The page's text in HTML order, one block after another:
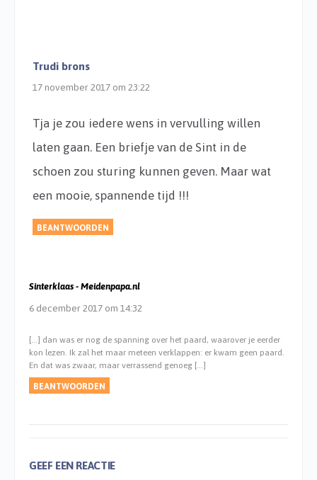
Trudi brons
17 november 2017 om 23:22
Tja je zou iedere wens in vervulling willen
laten gaan. Een briefje van de Sint in de
schoen zou sturing kunnen geven. Maar wat
een mooie, spannende tijd !!!
BEANTWOORDEN
Sinterklaas - Meidenpapa.nl
6 december 2017 om 14:32
[…] dan was er nog de spanning over het paard, waarover je eerder
kon lezen. Ik zal het maar meteen verklappen: er kwam geen paard.
En dat was zwaar, maar verrassend genoeg […]
BEANTWOORDEN
GEEF EEN REACTIE